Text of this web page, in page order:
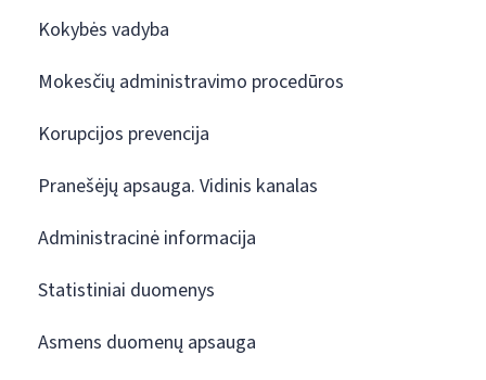
Kokybės vadyba
Mokesčių administravimo procedūros
Korupcijos prevencija
Pranešėjų apsauga. Vidinis kanalas
Administracinė informacija
Statistiniai duomenys
Asmens duomenų apsauga